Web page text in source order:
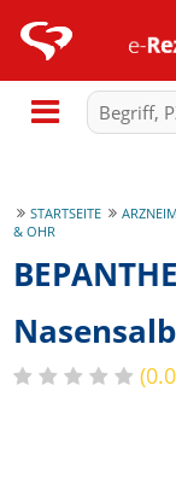
STARTSEITE
& OHR